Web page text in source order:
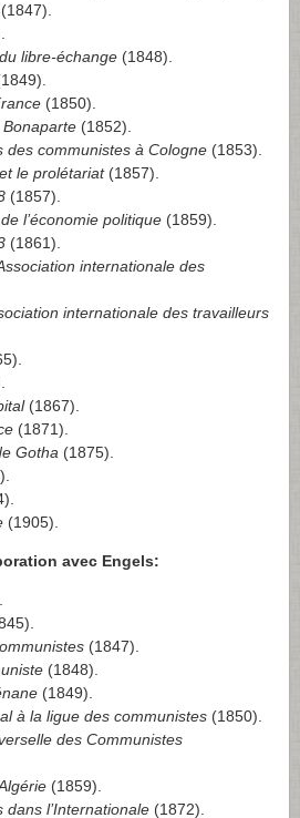
(1847).
libre-échange (1848).
(1850).
(1852).
des communistes à Cologne (1853).
le prolétariat(1857).
(1857).
l’économie politique (1859).
(1861).
internationale des
internationale des travailleurs
(1867).
(1871).
Gotha (1875).
(1905).
avec Engels:
(1847).
(1848).
(1849).
à la ligue des communistes (1850).
des Communistes
(1859).
l’Internationale (1872).